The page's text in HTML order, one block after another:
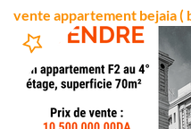
vente appartement bejaia (